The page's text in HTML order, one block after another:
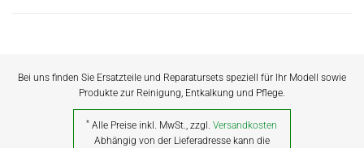
Bei uns finden Sie Ersatzteile und Reparatursets speziell für Ihr Modell sowie
Produkte zur Reinigung, Entkalkung und Pflege.
* Alle Preise inkl. MwSt., zzgl.Versandkosten
Abhängig von der Lieferadresse kann die